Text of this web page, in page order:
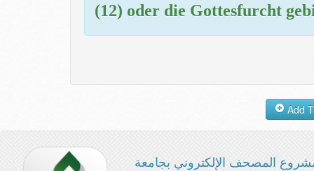
(12) oder die Gottesfurcht
المصحف الإلكتروني بجامعة